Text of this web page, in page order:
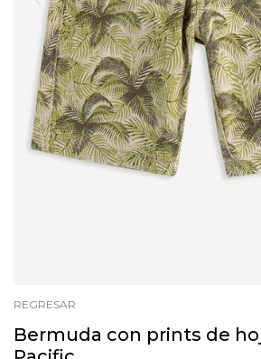
REGRESAR
Bermuda con prints de